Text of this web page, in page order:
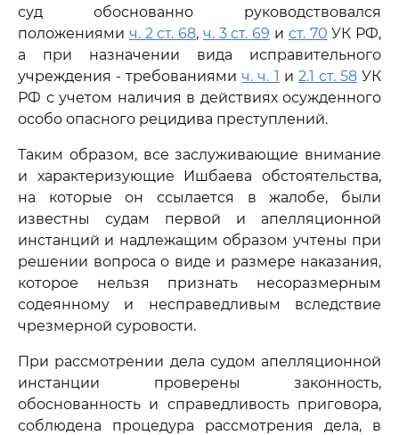
суд обоснованно руководствовался
положениями ч. 2 ст. 68, ч. 3 ст. 69 и ст. 70 УК РФ,
а при назначении вида исправительного
учреждения - требованиямич. ч. 1 и 2.1 ст. 58УК
РФ с учетом наличия в действиях осужденного
особо опасного рецидива преступлений.
Таким образом, все заслуживающие внимание
и характеризующие Ишбаева обстоятельства,
на которые он ссылается в жалобе, были
известны судам первой и апелляционной
инстанций и надлежащим образом учтены при
решении вопроса о виде и размере наказания,
которое нельзя признать несоразмерным
содеянному и несправедливым вследствие
чрезмерной суровости.
При рассмотрении дела судом апелляционной
инстанции проверены законность,
обоснованность и справедливость приговора,
соблюдена процедура рассмотрения дела, в